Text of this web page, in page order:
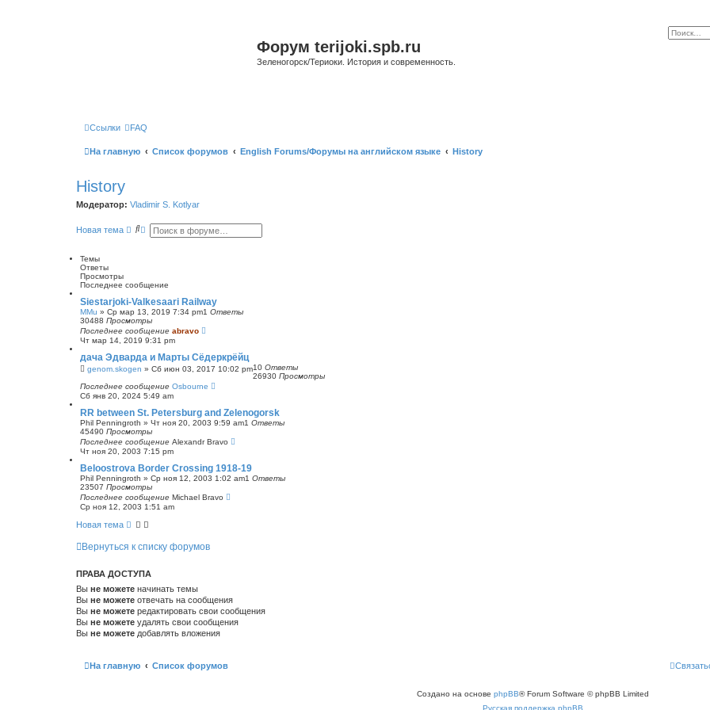
Форум terijoki.spb.ru
Зеленогорск/Териоки. История и современность.
Ссылки FAQ
На главную Список форумов English Forums/Форумы на английском языке History
History
Модератор: Vladimir S. Kotlyar
Новая тема
П Р
е
н
ы
й
п
о
с
к
Темы
Ответы
Просмотры
Последнее сообщение
Siestarjoki-Valkesaari Railway
MMu » Ср мар 13, 2019 7:34 pm1 Ответы
30488 Просмотры
Последнее сообщение abravo
Чт мар 14, 2019 9:31 pm
дача Эдварда и Марты Сёдеркрёйц
genom.skogen » Сб июн 03, 2017 10:02 pm10 Ответы
26930 Просмотры
Последнее сообщение Osbourne
Сб янв 20, 2024 5:49 am
RR between St. Petersburg and Zelenogorsk
Phil Penningroth » Чт ноя 20, 2003 9:59 am1 Ответы
45490 Просмотры
Последнее сообщение Alexandr Bravo
Чт ноя 20, 2003 7:15 pm
Beloostrova Border Crossing 1918-19
Phil Penningroth » Ср ноя 12, 2003 1:02 am1 Ответы
23507 Просмотры
Последнее сообщение Michael Bravo
Ср ноя 12, 2003 1:51 am
Новая тема
Вернуться к списку форумов
ПРАВА ДОСТУПА
Вы не можете начинать темы
Вы не можете отвечать на сообщения
Вы не можете редактировать свои сообщения
Вы не можете удалять свои сообщения
Вы не можете добавлять вложения
На главную Список форумов
Создано на основе phpBB® Forum Software © phpBB Limited
Русская поддержка phpBB